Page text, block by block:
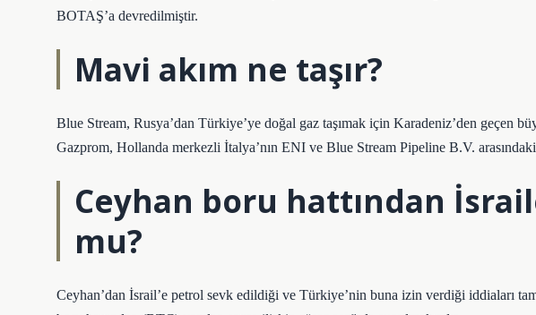
BOTAŞ’a devredilmiştir.
Mavi akım ne taşır?
Blue Stream, Rusya’dan Türkiye’ye doğal gaz taşımak için Karadeniz’den geçen
Gazprom, Hollanda merkezli İtalya’nın ENI ve Blue Stream Pipeline B.V.
Ceyhan boru hattından
mu?
Ceyhan’dan İsrail’e petrol sevk edildiği ve Türkiye’nin buna izin verdiği iddiaları